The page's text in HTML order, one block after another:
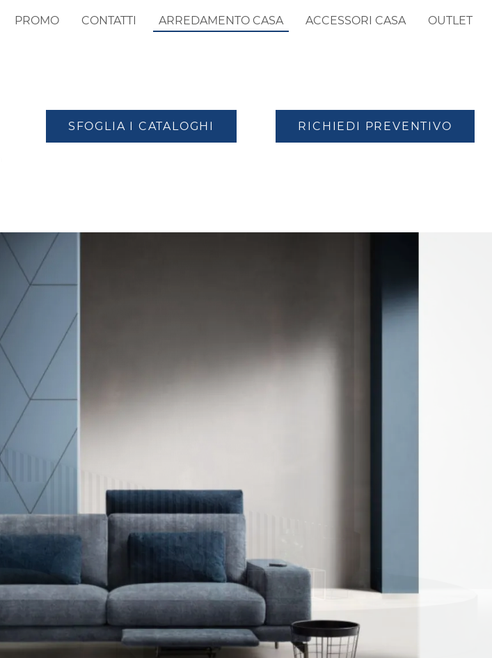
PROMO CONTATTI ARREDAMENTO CASA ACCESSORI CASA OUTLET
SFOGLIA I CATALOGHI RICHIEDI PREVENTIVO